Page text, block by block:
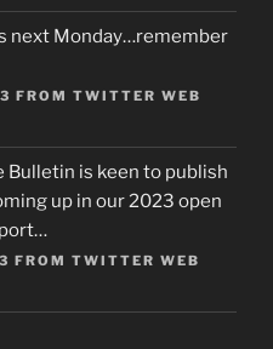
next Monday…remember
FROM TWITTER WEB
Bulletin is keen to publish
up in our 2023 open
FROM TWITTER WEB